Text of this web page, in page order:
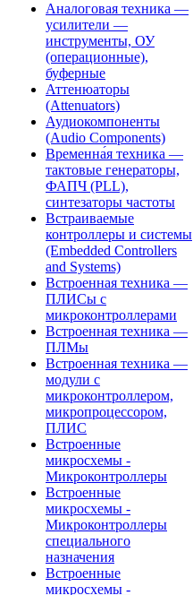
Аналоговая техника —
усилители —
инструменты, ОУ
(операционные),
буферные
Аттенюаторы
(Attenuators)
Аудиокомпоненты
(Audio Components)
Временна́я техника —
тактовые генераторы,
ФАПЧ (PLL),
синтезаторы частоты
Встраиваемые
контроллеры и системы
(Embedded Controllers
and Systems)
Встроенная техника —
ПЛИСы с
микроконтроллерами
Встроенная техника —
ПЛМы
Встроенная техника —
модули с
микроконтроллером,
микропроцессором,
ПЛИС
Встроенные
микросхемы -
Микроконтроллеры
Встроенные
микросхемы -
Микроконтроллеры
специального
назначения
Встроенные
микросхемы -